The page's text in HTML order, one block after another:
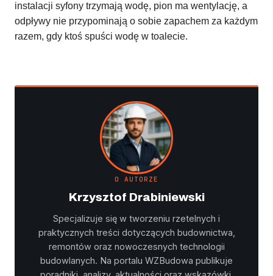
instalacji syfony trzymają wodę, pion ma wentylację, a
odpływy nie przypominają o sobie zapachem za każdym
razem, gdy ktoś spuści wodę w toalecie.
O AUTORZE
Krzysztof Drabiniewski
Specjalizuje się w tworzeniu rzetelnych i
praktycznych treści dotyczących budownictwa,
remontów oraz nowoczesnych technologii
budowlanych. Na portalu WZBudowa publikuje